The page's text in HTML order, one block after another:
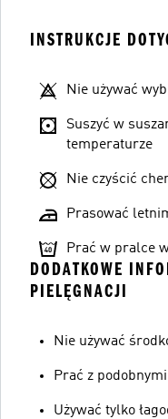
INSTRUKCJE
Nie używać
Suszyć w
temperaturze
Nie czyścić
Prasować
Prać w pralce
DODATKOWE
PIELĘGNACJI
Nie używać
Prać z
Używać tylko